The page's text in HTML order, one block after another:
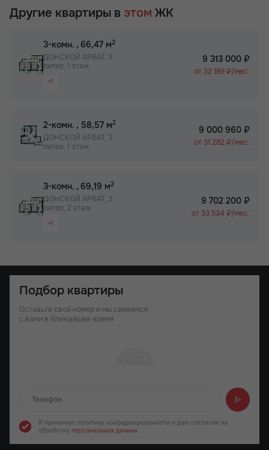
Другие квартиры в этом ЖК
3-комн. , 66,47 м2
ДОНСКОЙ АРБАТ, 3
литер, 1 этаж
+1
9 313 000 ₽
от 32 189 ₽/мес.
2-комн. , 58,57 м2
ДОНСКОЙ АРБАТ, 3
литер, 1 этаж
9 000 960 ₽
от 31 282 ₽/мес.
3-комн. , 69,19 м2
ДОНСКОЙ АРБАТ, 3
литер, 2 этаж
+1
9 702 200 ₽
от 33 534 ₽/мес.
Подбор квартиры
Оставьте свой номер и мы свяжемся
с вами в ближайшее время
Я принимаю политику конфиденциальности и даю согласие на
обработку персональных данных